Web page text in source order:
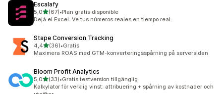
Escalafy
5,0av 5 stjärnor
(67)
67 recensioner totalt
•Plan gratis disponible
Dejá el Excel. Ve tus números reales en tiempo real.
Stape Conversion Tracking
4,4av 5 stjärnor
(36)
36 recensioner totalt
•Gratis
Maximera ROAS med GTM-konverteringsspårning på serversidan
Bloom Profit Analytics
5,0av 5 stjärnor
(33)
33 recensioner totalt
•Gratis testversion tillgänglig
Kalkylator för verklig vinst: attribuering + spårning av kostnader och